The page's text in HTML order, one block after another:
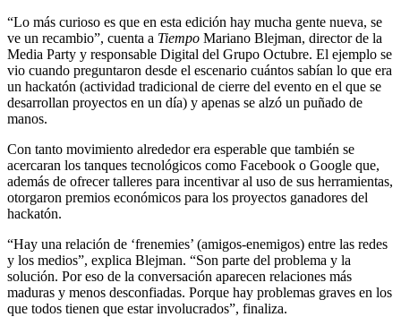
“Lo más curioso es que en esta edición hay mucha gente nueva, se
ve un recambio”, cuenta a Tiempo Mariano Blejman, director de la
Media Party y responsable Digital del Grupo Octubre. El ejemplo se
vio cuando preguntaron desde el escenario cuántos sabían lo que era
un hackatón (actividad tradicional de cierre del evento en el que se
desarrollan proyectos en un día) y apenas se alzó un puñado de
manos.
Con tanto movimiento alrededor era esperable que también se
acercaran los tanques tecnológicos como Facebook o Google que,
además de ofrecer talleres para incentivar al uso de sus herramientas,
otorgaron premios económicos para los proyectos ganadores del
hackatón.
“Hay una relación de ‘frenemies’ (amigos-enemigos) entre las redes
y los medios”, explica Blejman. “Son parte del problema y la
solución. Por eso de la conversación aparecen relaciones más
maduras y menos desconfiadas. Porque hay problemas graves en los
que todos tienen que estar involucrados”, finaliza.